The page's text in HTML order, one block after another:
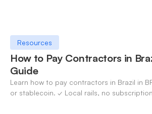
Resources
How to Pay Contractors in
Guide
Learn how to pay contractors in Brazil in
or stablecoin. ✓ Local rails, no